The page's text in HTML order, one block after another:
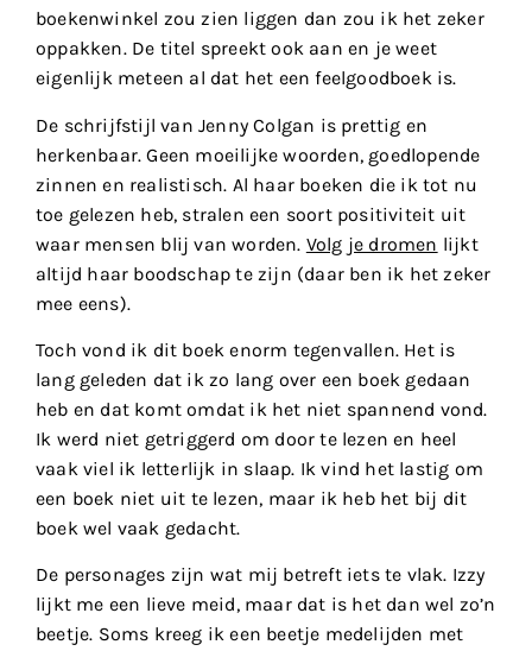
boekenwinkel zou zien liggen dan zou ik het zeker
oppakken. De titel spreekt ook aan en je weet
eigenlijk meteen al dat het een feelgoodboek is.
De schrijfstijl van Jenny Colgan is prettig en
herkenbaar. Geen moeilijke woorden, goedlopende
zinnen en realistisch. Al haar boeken die ik tot nu
toe gelezen heb, stralen een soort positiviteit uit
waar mensen blij van worden. Volg je dromen lijkt
altijd haar boodschap te zijn (daar ben ik het zeker
mee eens).
Toch vond ik dit boek enorm tegenvallen. Het is
lang geleden dat ik zo lang over een boek gedaan
heb en dat komt omdat ik het niet spannend vond.
Ik werd niet getriggerd om door te lezen en heel
vaak viel ik letterlijk in slaap. Ik vind het lastig om
een boek niet uit te lezen, maar ik heb het bij dit
boek wel vaak gedacht.
De personages zijn wat mij betreft iets te vlak. Izzy
lijkt me een lieve meid, maar dat is het dan wel zo’n
beetje. Soms kreeg ik een beetje medelijden met